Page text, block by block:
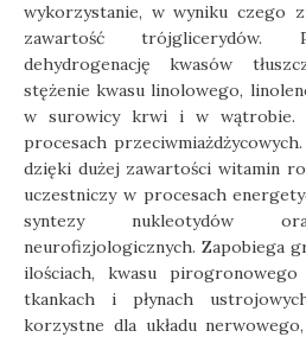
wykorzystanie, w wyniku czego
zawartość trójglicerydów.
dehydrogenację kwasów
stężenie kwasu linolowego,
w surowicy krwi i w wątrobie.
procesach
dzięki dużej zawartości witamin
uczestniczy w procesach
syntezy nukleotydów
neurofizjologicznych. Zapobiega
ilościach, kwasu
tkankach i płynach
korzystne dla układu